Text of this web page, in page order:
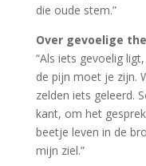
die oude stem.”
Over gevoelige
“Als iets gevoelig
de pijn moet je zijn.
zelden iets geleerd.
kant, om het
beetje leven in de
mijn ziel.”